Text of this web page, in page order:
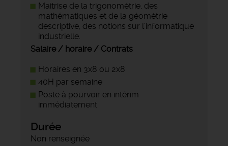
Maitrise de la trigonométrie, des
mathématiques et de la géométrie
descriptive, des notions sur l’informatique
industrielle.
Salaire / horaire / Contrats
Horaires en 3x8 ou 2x8
40H par semaine
Poste à pourvoir en intérim
immédiatement
Durée
Non renseignée